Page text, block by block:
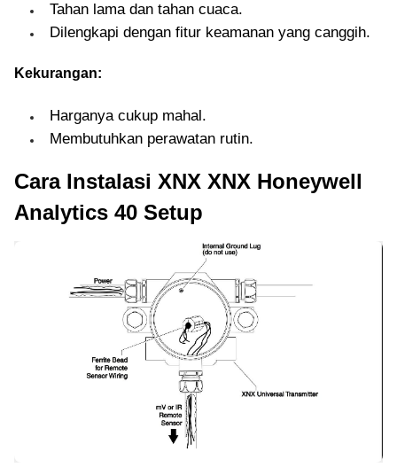
Tahan lama dan tahan cuaca.
Dilengkapi dengan fitur keamanan yang canggih.
Kekurangan:
Harganya cukup mahal.
Membutuhkan perawatan rutin.
Cara Instalasi XNX XNX Honeywell
Analytics 40 Setup